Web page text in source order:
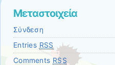
Μεταστοιχεία
Σύνδεση
Entries RSS
Comments RSS